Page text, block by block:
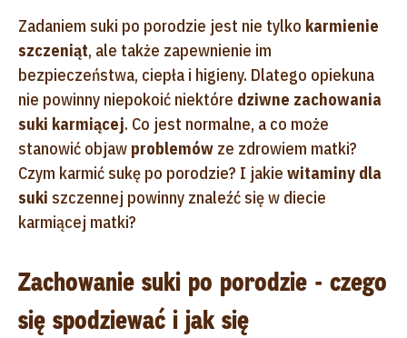
Zadaniem suki po porodzie jest nie tylko karmienie
szczeniąt, ale także zapewnienie im
bezpieczeństwa, ciepła i higieny. Dlatego opiekuna
nie powinny niepokoić niektóre dziwne zachowania
suki karmiącej. Co jest normalne, a co może
stanowić objaw problemów ze zdrowiem matki?
Czym karmić sukę po porodzie? I jakie witaminy dla
suki szczennej powinny znaleźć się w diecie
karmiącej matki?
Zachowanie suki po porodzie - czego
się spodziewać i jak się